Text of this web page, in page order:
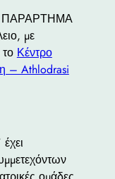
ΠΑΡΑΡΤΗΜΑ
με
Κέντρο
– Athlodrasi